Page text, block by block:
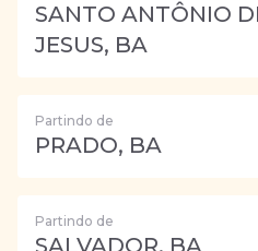
SANTO ANTÔNIO
JESUS, BA
Partindo de
PRADO, BA
Partindo de
SALVADOR, BA